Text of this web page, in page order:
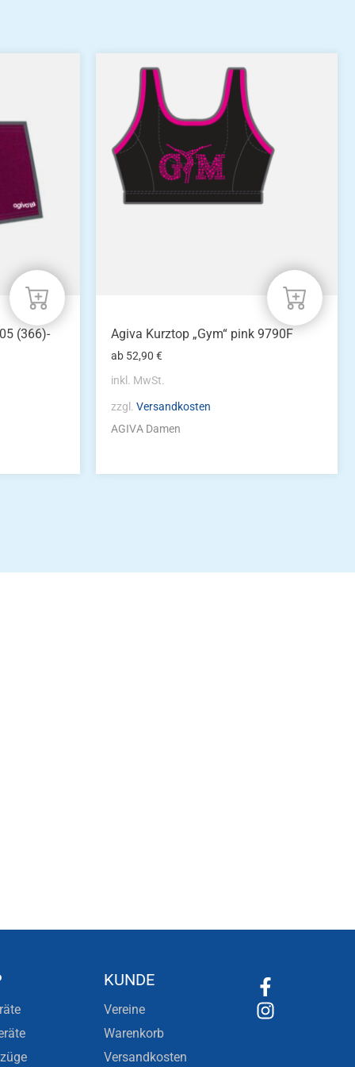
(366)-
Produkt
weist
mehrere
Varianten
auf.
Die
Optionen
können
Agiva Kurztop „Gym“ pink 9790F
ab 52,90€
inkl. MwSt.
zzgl.Versandkosten
AGIVA Damen
KUNDE
Vereine
Warenkorb
Versandkosten